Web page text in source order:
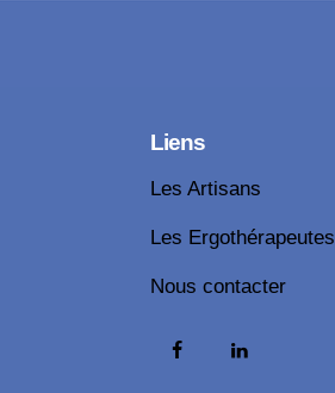
Liens
Les Artisans
Les Ergothérapeutes
Nous contacter